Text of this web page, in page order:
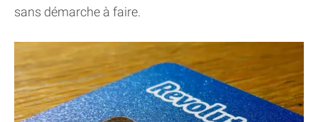
sans démarche à faire.